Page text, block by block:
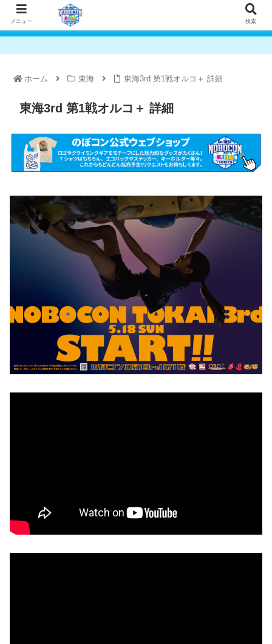
ホーム 東海 東海3rd 第1戦オルコ＋ 詳細
東海3rd 第1戦オルコ＋ 詳細
メニュー 検索